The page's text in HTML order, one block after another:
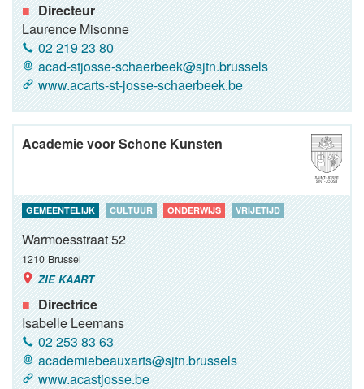
Directeur
Laurence Misonne
02 219 23 80
acad-stjosse-schaerbeek@sjtn.brussels
www.acarts-st-josse-schaerbeek.be
Academie voor Schone Kunsten
GEMEENTELIJK CULTUUR ONDERWIJS VRIJETIJD
Warmoesstraat 52
1210 Brussel
ZIE KAART
Directrice
Isabelle Leemans
02 253 83 63
academiebeauxarts@sjtn.brussels
www.acastjosse.be